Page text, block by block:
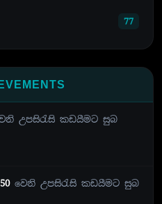
77
උපසිරැසි කඩයීමට සුබ
50වෙනි උපසිරැසි කඩයීමට සුබ